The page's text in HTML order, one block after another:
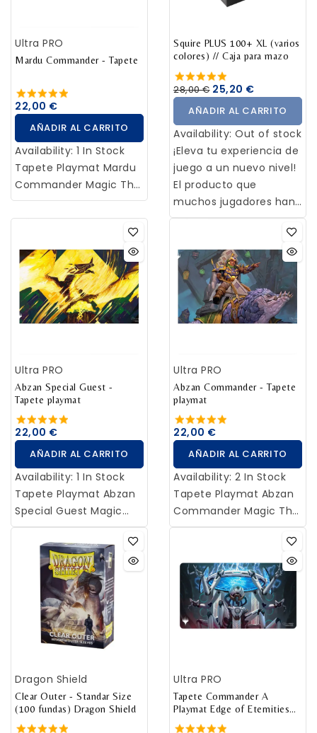
deslizamientos,
en cada jugada. El
borde cosido aporta un
acabado premium y
mayor resistencia. Con
unas dimensiones
aproximadas de 610 x
343 mm
Ultra PRO
Mardu Commander - Tapete
22,00 €
AÑADIR AL CARRITO
Availability: 1 In Stock
Tapete Playmat Mardu
Commander Magic The
Gathering - Ultra Pro
Squire PLUS 100+ XL (varios
colores) // Caja para mazo
28,00 € 25,20 €
AÑADIR AL CARRITO
Availability: Out of stock
¡Eleva tu experiencia de
juego a un nuevo nivel!
El producto que
muchos jugadores han
estado esperando
nuestro valorado
modelo Squire en una
versión PLUS mejorada.
El modelo Squire PLUS
100+ XL es una caja
específicamente para
el popular formato
Commander de Magic:
The Gathering™. Incluye
una funda Slide Card
Case para mostrar la
carta Commander o la
superior con protección
UVA adicional. Gracias a
su innovadora posición,
fácilmente sin abrir la
caja. La funda Slide
Card Case también
puede extraerse y
Ultra PRO
Abzan Special Guest -
Tapete playmat
22,00 €
AÑADIR AL CARRITO
Availability: 1 In Stock
Tapete Playmat Abzan
Special Guest Magic
The Gathering - Ultra
Ultra PRO
Abzan Commander - Tapete
playmat
22,00 €
AÑADIR AL CARRITO
Availability: 2 In Stock
Tapete Playmat Abzan
Commander Magic The
Gathering - Ultra Pro
Dragon Shield
Clear Outer - Standar Size
(100 fundas) Dragon Shield
Ultra PRO
Tapete Commander A
Playmat Edge of Eternities
Magic The Gathering